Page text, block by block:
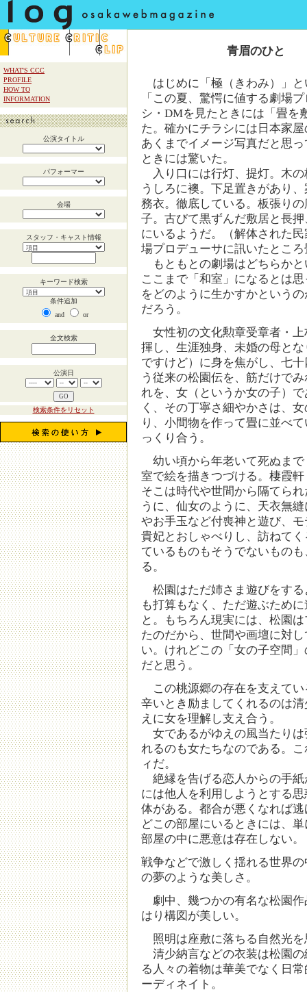
WHAT'S CCC
PROFILE
HOW TO
INFORMATION
公演タイトル
パフォーマー
会場
スタッフ・キャスト情報
キーワード検索
条件追加
and
or
全文検索
公演日
検索条件をリセット
青眉のひと
はじめに「極（きわみ）」と
「この夏、驚愕に値する劇場
シ・DMを見たときには「畳を
た。確かにチラシには日本家
あくまでイメージ写真だと思
ときには驚いた。
入り口には行灯、提灯。木
うしろに襖。下足置きがあり
務衣。徹底している。板張り
子。古びて黒ずんだ敷居と長
にいるようだ。（解体された
場プロデューサに訊いたとこ
もともとの劇場はどちらか
ここまで「和室」になるとは
をどのように生かすかという
だろう。
女性初の文化勲章受章者・
揮し、生涯独身、未婚の母と
ですけど）に身を焦がし、七
う従来の松園伝を、筋だけで
れを、女（というか女の子）
く、その丁寧さ細やかさは、
り、小間物を作って畳に並べ
っくり合う。
幼い頃から年老いて死ぬま
室で絵を描きつづける。棲霞
そこは時代や世間から隔てら
うに、仙女のように、天衣無
やお手玉など付喪神と遊び、
貴妃とおしゃべりし、訪ねて
ているものもそうでないもの
る。
松園はただ姉さま遊びをす
も打算もなく、ただ遊ぶため
と。もちろん現実には、松園
たのだから、世間や画壇に対
い。けれどこの「女の子空間
だと思う。
この桃源郷の存在を支えて
辛いとき励ましてくれるのは
えに女を理解し支え合う。
女であるがゆえの風当たり
れるのも女たちなのである。
ィだ。
絶縁を告げる恋人からの手
には他人を利用しようとする
体がある。都合が悪くなれば
どこの部屋にいるときには、
部屋の中に悪意は存在しない。
戦争などで激しく揺れる世界
の夢のような美しさ。
劇中、幾つかの有名な松園
はり構図が美しい。
照明は座敷に落ちる自然光
清少納言などの衣装は松園
る人々の着物は華美でなく日
ーディネイト。